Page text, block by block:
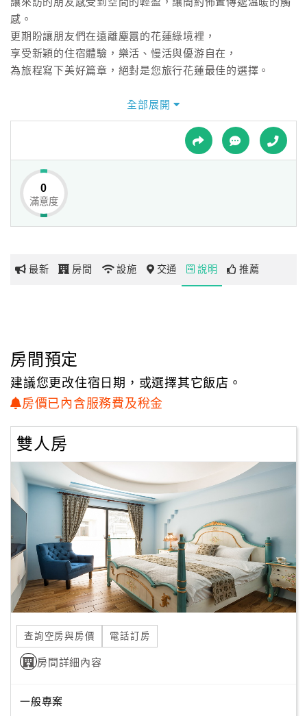
特
色
民
宿
球
網
玩
地
圖
顧
務
客
滿
意
度
訂
單
管
理
感。
更期盼讓朋友們在遠離塵囂的花蓮綠境裡，
享受新穎的住宿體驗，樂活、慢活與優游自在，
為旅程寫下美好篇章，絕對是您旅行花蓮最佳的選擇。
全部展開
0
滿意度
最新 房間 設施 交通 說明 推薦
房間預定
建議您更改住宿日期，或選擇其它飯店。
房價已內含服務費及稅金
雙人房
查詢空房與房價 電話訂房
房間詳細內容
一般專案